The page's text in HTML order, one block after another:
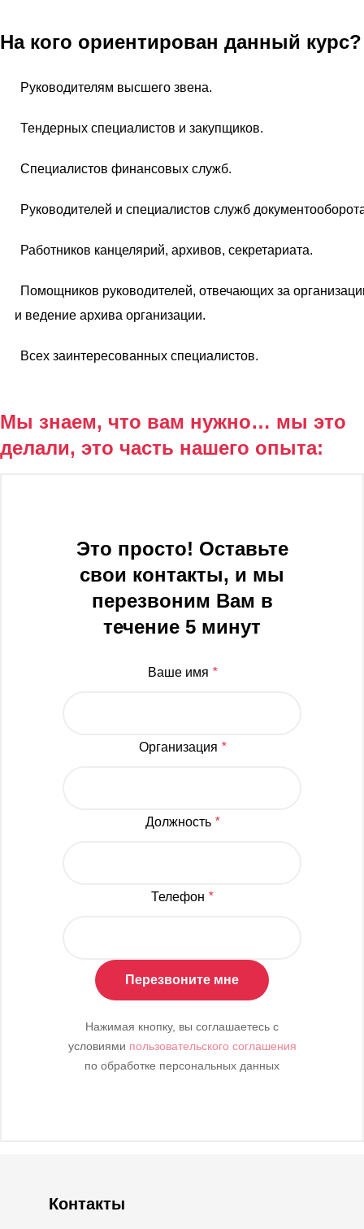
На кого ориентирован данный курс?
Руководителям высшего звена.
Тендерных специалистов и закупщиков.
Специалистов финансовых служб.
Руководителей и специалистов служб
Работников канцелярий, архивов, секретариата.
Помощников руководителей, отвечающих за
и ведение архива организации.
Всех заинтересованных специалистов.
Мы знаем, что вам нужно… мы это
делали, это часть нашего опыта:
Это просто! Оставьте
свои контакты, и мы
перезвоним Вам в
течение 5 минут
Ваше имя *
Организация *
Должность *
Телефон *
Перезвоните мне
Нажимая кнопку, вы соглашаетесь с
условиями пользовательского соглашения
по обработке персональных данных
Контакты